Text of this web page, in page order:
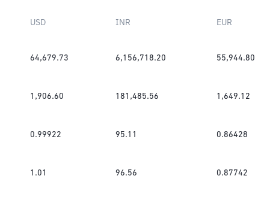
USD INR EUR
64,679.73 6,156,718.20 55,944.80
1,906.60 181,485.56 1,649.12
0.99922 95.11 0.86428
1.01 96.56 0.87742